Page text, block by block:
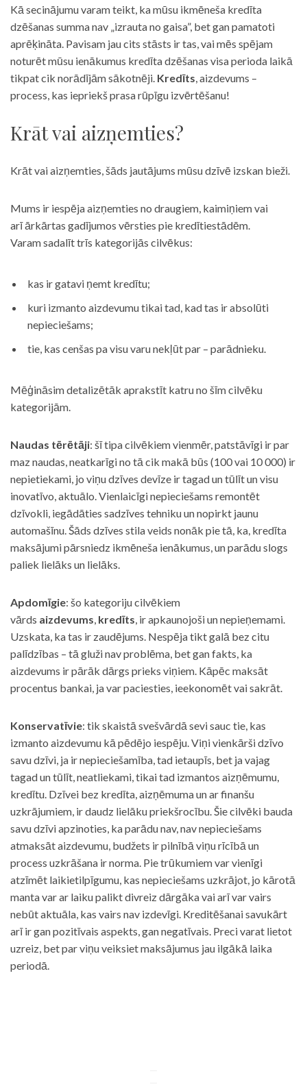
Kā secinājumu varam teikt, ka mūsu ikmēneša kredīta
dzēšanas summa nav „izrauta no gaisa”, bet gan pamatoti
aprēķināta. Pavisam jau cits stāsts ir tas, vai mēs spējam
noturēt mūsu ienākumus kredīta dzēšanas visa perioda laikā
tikpat cik norādījām sākotnēji. Kredīts, aizdevums –
process, kas iepriekš prasa rūpīgu izvērtēšanu!
Krāt vai aizņemties?
Krāt vai aizņemties, šāds jautājums mūsu dzīvē izskan bieži.
Mums ir iespēja aizņemties no draugiem, kaimiņiem vai
arī ārkārtas gadījumos vērsties pie kredītiestādēm.
Varam sadalīt trīs kategorijās cilvēkus:
kas ir gatavi ņemt kredītu;
kuri izmanto aizdevumu tikai tad, kad tas ir absolūti
nepieciešams;
tie, kas cenšas pa visu varu nekļūt par – parādnieku.
Mēģināsim detalizētāk aprakstīt katru no šīm cilvēku
kategorijām.
Naudas tērētāji: šī tipa cilvēkiem vienmēr, patstāvīgi ir par
maz naudas, neatkarīgi no tā cik makā būs (100 vai 10 000) ir
nepietiekami, jo viņu dzīves devīze ir tagad un tūlīt un visu
inovatīvo, aktuālo. Vienlaicīgi nepieciešams remontēt
dzīvokli, iegādāties sadzīves tehniku un nopirkt jaunu
automašīnu. Šāds dzīves stila veids nonāk pie tā, ka, kredīta
maksājumi pārsniedz ikmēneša ienākumus, un parādu slogs
paliek lielāks un lielāks.
Apdomīgie: šo kategoriju cilvēkiem
vārds aizdevums, kredīts, ir apkaunojoši un nepieņemami.
Uzskata, ka tas ir zaudējums. Nespēja tikt galā bez citu
palīdzības – tā gluži nav problēma, bet gan fakts, ka
aizdevums ir pārāk dārgs prieks viņiem. Kāpēc maksāt
procentus bankai, ja var paciesties, ieekonomēt vai sakrāt.
Konservatīvie: tik skaistā svešvārdā sevi sauc tie, kas
izmanto aizdevumu kā pēdējo iespēju. Viņi vienkārši dzīvo
savu dzīvi, ja ir nepieciešamība, tad ietaupīs, bet ja vajag
tagad un tūlīt, neatliekami, tikai tad izmantos aizņēmumu,
kredītu. Dzīvei bez kredīta, aizņēmuma un ar finanšu
uzkrājumiem, ir daudz lielāku priekšrocību. Šie cilvēki bauda
savu dzīvi apzinoties, ka parādu nav, nav nepieciešams
atmaksāt aizdevumu, budžets ir pilnībā viņu rīcībā un
process uzkrāšana ir norma. Pie trūkumiem var vienīgi
atzīmēt laikietilpīgumu, kas nepieciešams uzkrājot, jo kārotā
manta var ar laiku palikt divreiz dārgāka vai arī var vairs
nebūt aktuāla, kas vairs nav izdevīgi. Kreditēšanai savukārt
arī ir gan pozitīvais aspekts, gan negatīvais. Preci varat lietot
uzreiz, bet par viņu veiksiet maksājumus jau ilgākā laika
periodā.